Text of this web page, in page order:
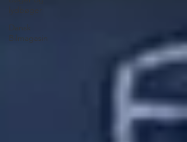
Dansk
Bilmagasin